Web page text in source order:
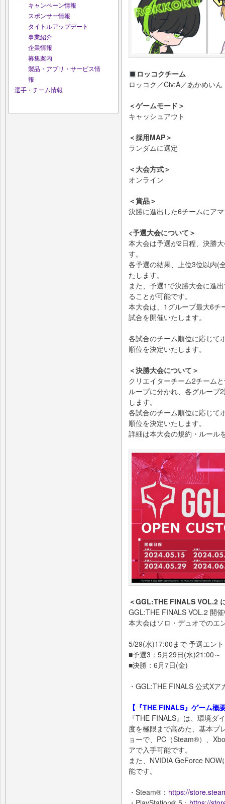
キャンペーン情報
スポンサー情報
タイトルアップデート
事業紹介
企業情報
募集案内
製品・アプリ・サービス情
報
選手・チーム情報
ロッコクチーム
ロッコク／Civ:A／あかめいん
＜ゲームモード＞
キャッシュアウト
＜採用MAP＞
ランダムに選定
＜大会方式＞
オンライン
＜賞品＞
決勝に進出した6チームにア
<予選大会について＞
本大会は予選が2日程、決勝
す。
各予選の結果、上位3位以内(
たします。
また、予選1で決勝大会に進
ることが可能です。
本大会は、1グループ最大6チ
試合を開催いたします。
各試合のチーム順位に応じて
順位を決定いたします。
＜決勝大会について＞
クリエイターチーム2チーム
ループに分かれ、各グループ
します。
各試合のチーム順位に応じて
順位を決定いたします。
詳細は本大会の規約・ルール
＜GGL:THE FINALS VOL.2
GGL:THE FINALS VOL.2 開
本大会はソロ・デュオでのエ
5/29(水)17:00まで 予選エン
■予選3：5月29日(水)21:00～
■決勝：6月7日(金)
・GGL:THE FINALS 公式X
【『THE FINALS』ゲーム概
『THE FINALS』は、環境ダ
度を極限まで高めた、基本プ
ョーで、PC（Steam®）、
アで入手可能です。
また、NVIDIA GeForce
能です。
・Steam®： https://